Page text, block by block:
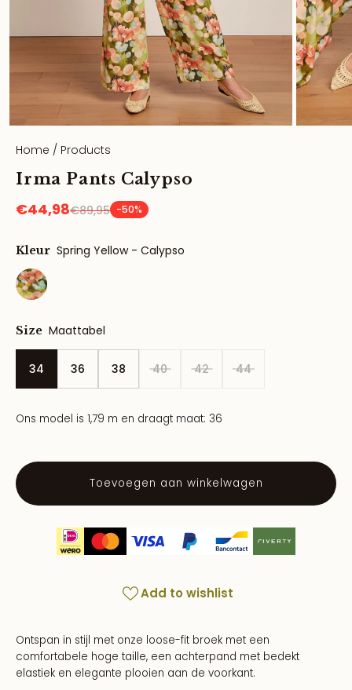
Home / Products
Irma Pants Calypso
€44,98€89,95 -50%
Kleur Spring Yellow - Calypso
Size Maattabel
34 36 38 40 42 44
Ons model is 1,79 m en draagt maat: 36
Toevoegen aan winkelwagen
Add to wishlist
Ontspan in stijl met onze loose-fit broek met een
comfortabele hoge taille, een achterpand met bedekt
elastiek en elegante plooien aan de voorkant.